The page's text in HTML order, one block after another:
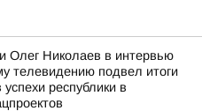
Олег Николаев в интервью
телевидению подвел итоги
республики в